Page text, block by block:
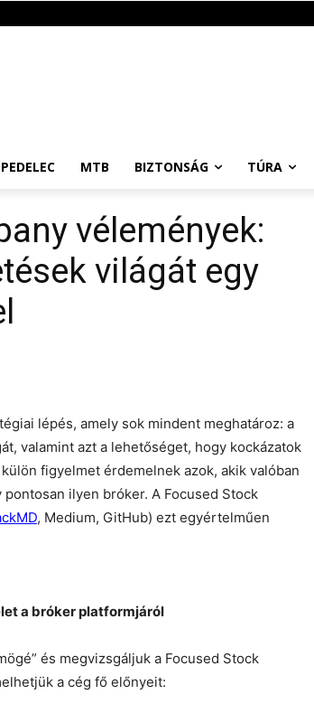
PEDELEC MTB BIZTONSÁG TÚRA
vélemények:
világát egy
lépés, amely sok mindent meghatároz: a
valamint azt a lehetőséget, hogy kockázatok
figyelmet érdemelnek azok, akik valóban
ilyen bróker. A Focused Stock
, Medium, GitHub) ezt egyértelműen
a bróker platformjáról
és megvizsgáljuk a Focused Stock
a cég fő előnyeit: